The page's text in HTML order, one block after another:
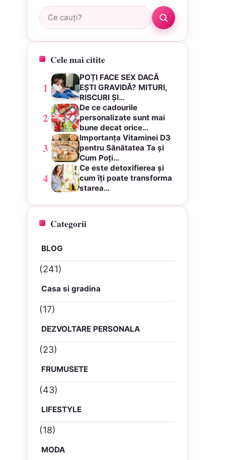
Caută:
Cele mai citite
1
POȚI FACE SEX DACĂ
EȘTI GRAVIDĂ? MITURI,
RISCURI ȘI…
2
De ce cadourile
personalizate sunt mai
bune decat orice…
3
Importanța Vitaminei D3
pentru Sănătatea Ta și
Cum Poți…
4
Ce este detoxifierea și
cum îți poate transforma
starea…
Categorii
BLOG
(241)
Casa si gradina
(17)
DEZVOLTARE PERSONALA
(23)
FRUMUSETE
(43)
LIFESTYLE
(18)
MODA